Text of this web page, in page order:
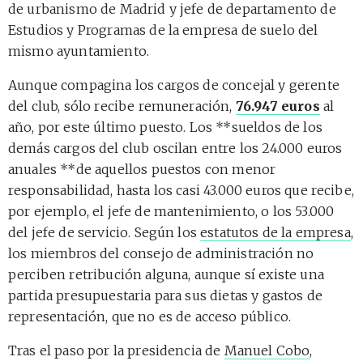
de urbanismo de Madrid y jefe de departamento de
Estudios y Programas de la empresa de suelo del
mismo ayuntamiento.
Aunque compagina los cargos de concejal y gerente
del club, sólo recibe remuneración, 76.947 euros al
año, por este último puesto. Los **sueldos de los
demás cargos del club oscilan entre los 24.000 euros
anuales **de aquellos puestos con menor
responsabilidad, hasta los casi 43.000 euros que recibe,
por ejemplo, el jefe de mantenimiento, o los 53.000
del jefe de servicio. Según losestatutos de la empresa,
los miembros del consejo de administración no
perciben retribución alguna, aunque sí existe una
partida presupuestaria para sus dietas y gastos de
representación, que no es de acceso público.
Tras el paso por la presidencia de Manuel Cobo,